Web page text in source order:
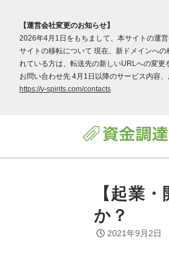
【運営会社変更のお知らせ】
2026年4月1日をもちまして、本サイトの運
サイトの移転について 現在、新ドメインへ
れている方は、転送先の新しいURLへの変更
お問い合わせ先 4月1日以降のサービス内容
https://v-spirits.com/contacts
【起業
か？
2021年9月2日